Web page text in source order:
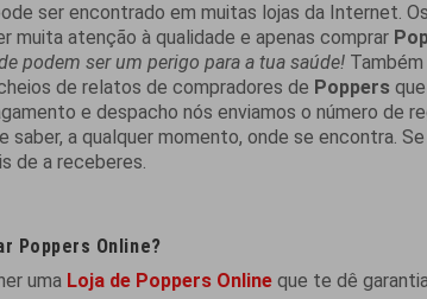
ser encontrado em muitas lojas da Internet.
muita atenção à qualidade e apenas comprar
podem ser um perigo para a tua saúde!
de relatos de compradores de Poppers
e despacho nós enviamos o número de
e saber, a qualquer momento, onde se encontra.
de a receberes.
Poppers Online?
uma Loja de Poppers Online que te dê